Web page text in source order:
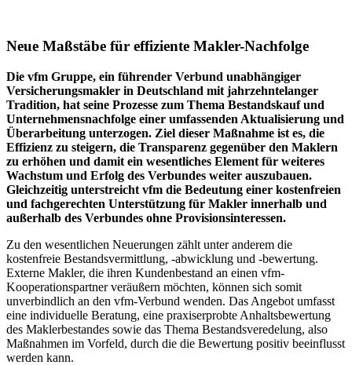
Neue Maßstäbe für effiziente Makler-Nachfolge
Die vfm Gruppe, ein führender Verbund unabhängiger
Versicherungsmakler in Deutschland mit jahrzehntelanger
Tradition, hat seine Prozesse zum Thema Bestandskauf und
Unternehmensnachfolge einer umfassenden Aktualisierung und
Überarbeitung unterzogen. Ziel dieser Maßnahme ist es, die
Effizienz zu steigern, die Transparenz gegenüber den Maklern
zu erhöhen und damit ein wesentliches Element für weiteres
Wachstum und Erfolg des Verbundes weiter auszubauen.
Gleichzeitig unterstreicht vfm die Bedeutung einer kostenfreien
und fachgerechten Unterstützung für Makler innerhalb und
außerhalb des Verbundes ohne Provisionsinteressen.
Zu den wesentlichen Neuerungen zählt unter anderem die
kostenfreie Bestandsvermittlung, -abwicklung und -bewertung.
Externe Makler, die ihren Kundenbestand an einen vfm-
Kooperationspartner veräußern möchten, können sich somit
unverbindlich an den vfm-Verbund wenden. Das Angebot umfasst
eine individuelle Beratung, eine praxiserprobte Anhaltsbewertung
des Maklerbestandes sowie das Thema Bestandsveredelung, also
Maßnahmen im Vorfeld, durch die die Bewertung positiv beeinflusst
werden kann.